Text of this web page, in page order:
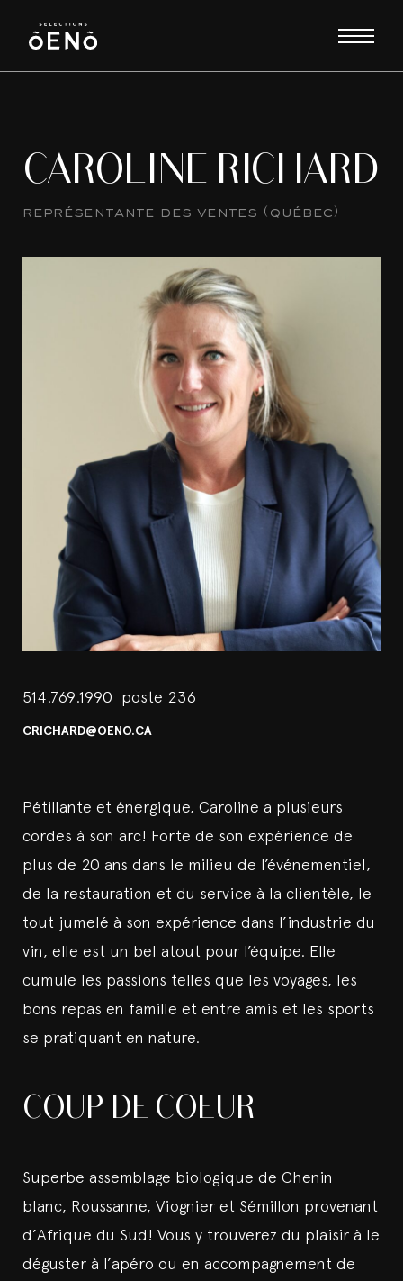
CAROLINE RICHARD
représentante des ventes (québec)
514.769.1990 poste 236
CRICHARD@OENO.CA
Pétillante et énergique, Caroline a plusieurs
cordes à son arc! Forte de son expérience de
plus de 20 ans dans le milieu de l’événementiel,
de la restauration et du service à la clientèle, le
tout jumelé à son expérience dans l’industrie du
vin, elle est un bel atout pour l’équipe. Elle
cumule les passions telles que les voyages, les
bons repas en famille et entre amis et les sports
se pratiquant en nature.
COUP DE COEUR
Superbe assemblage biologique de Chenin
blanc, Roussanne, Viognier et Sémillon provenant
d’Afrique du Sud! Vous y trouverez du plaisir à le
déguster à l’apéro ou en accompagnement de